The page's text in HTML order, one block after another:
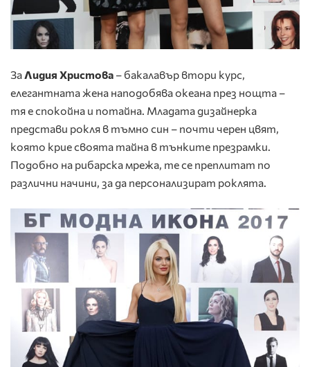
ЗаЛидия Христова – бакалавър втори курс,
елегантната жена наподобява океана през нощта –
тя е спокойна и потайна. Младата дизайнерка
представи рокля в тъмно син – почти черен цвят,
която крие своята тайна в тънките презрамки.
Подобно на рибарска мрежа, те се преплитат по
различни начини, за да персонализират роклята.